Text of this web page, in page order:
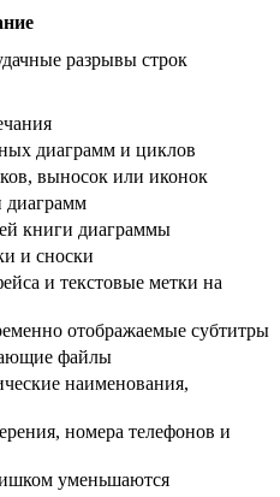
разрывы строк
диаграмм и циклов
выносок или иконок
диаграмм
книги диаграммы
и сноски
и текстовые метки на
отображаемые субтитры
файлы
наименования,
номера телефонов и
уменьшаются